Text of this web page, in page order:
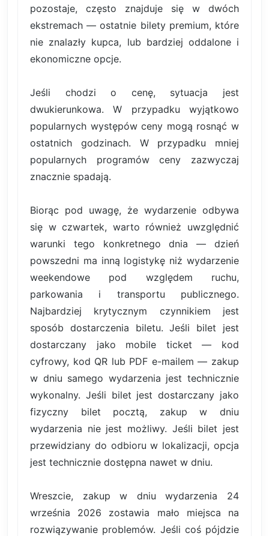
pozostaje, często znajduje się w dwóch
ekstremach — ostatnie bilety premium, które
nie znalazły kupca, lub bardziej oddalone i
ekonomiczne opcje.
Jeśli chodzi o cenę, sytuacja jest
dwukierunkowa. W przypadku wyjątkowo
popularnych występów ceny mogą rosnąć w
ostatnich godzinach. W przypadku mniej
popularnych programów ceny zazwyczaj
znacznie spadają.
Biorąc pod uwagę, że wydarzenie odbywa
się w czwartek, warto również uwzględnić
warunki tego konkretnego dnia — dzień
powszedni ma inną logistykę niż wydarzenie
weekendowe pod względem ruchu,
parkowania i transportu publicznego.
Najbardziej krytycznym czynnikiem jest
sposób dostarczenia biletu. Jeśli bilet jest
dostarczany jako mobile ticket — kod
cyfrowy, kod QR lub PDF e-mailem — zakup
w dniu samego wydarzenia jest technicznie
wykonalny. Jeśli bilet jest dostarczany jako
fizyczny bilet pocztą, zakup w dniu
wydarzenia nie jest możliwy. Jeśli bilet jest
przewidziany do odbioru w lokalizacji, opcja
jest technicznie dostępna nawet w dniu.
Wreszcie, zakup w dniu wydarzenia 24
września 2026 zostawia mało miejsca na
rozwiązywanie problemów. Jeśli coś pójdzie